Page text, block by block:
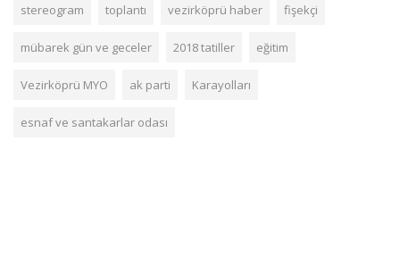
stereogram toplantı vezirköprü haber fişekçi
mübarek gün ve geceler 2018 tatiller eğitim
Vezirköprü MYO ak parti Karayolları
esnaf ve santakarlar odası